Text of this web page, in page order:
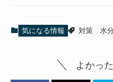
気になる情報 対策 水
よかっ